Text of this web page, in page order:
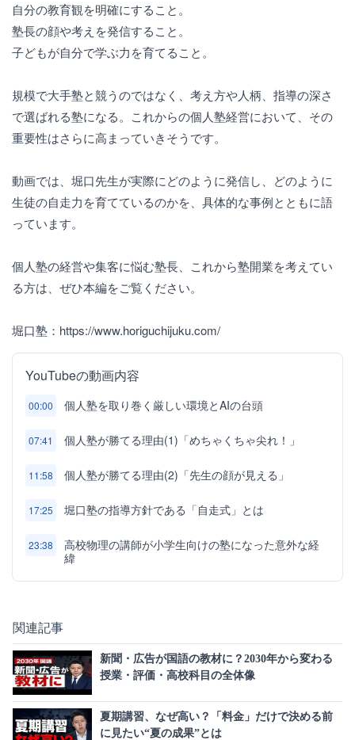
自分の教育観を明確にすること。
塾長の顔や考えを発信すること。
子どもが自分で学ぶ力を育てること。
規模で大手塾と競うのではなく、考え方や人柄、指導の深さ
で選ばれる塾になる。これからの個人塾経営において、その
重要性はさらに高まっていきそうです。
動画では、堀口先生が実際にどのように発信し、どのように
生徒の自走力を育てているのかを、具体的な事例とともに語
っています。
個人塾の経営や集客に悩む塾長、これから塾開業を考えてい
る方は、ぜひ本編をご覧ください。
堀口塾：https://www.horiguchijuku.com/
YouTubeの動画内容
00:00 個人塾を取り巻く厳しい環境とAIの台頭
07:41 個人塾が勝てる理由(1)「めちゃくちゃ尖れ！」
11:58 個人塾が勝てる理由(2)「先生の顔が見える」
17:25 堀口塾の指導方針である「自走式」とは
23:38
高校物理の講師が小学生向けの塾になった意外な経
緯
関連記事
新聞・広告が国語の教材に？2030年から変わる
授業・評価・高校科目の全体像
夏期講習、なぜ高い？「料金」だけで決める前
に見たい“夏の成果”とは